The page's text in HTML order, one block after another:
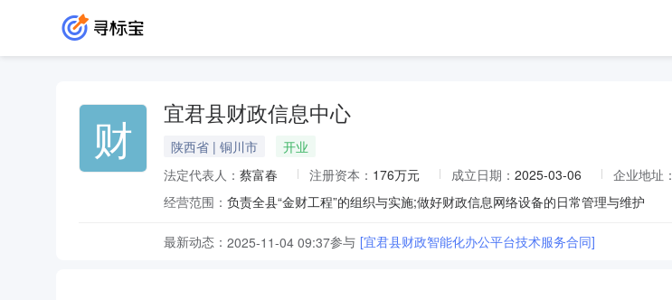
财 宜君县财政信息中心
陕西省 | 铜川市
开业
法定代表人： 蔡富春 注册资本： 176万元 成立日期： 2025-03-06 企业地址：
经营范围： 负责全县“金财工程”的组织与实施;做好财政信息网络设备的日常管理与维护
最新动态： 2025-11-04 09:37参与 [宜君县财政智能化办公平台技术服务合同]